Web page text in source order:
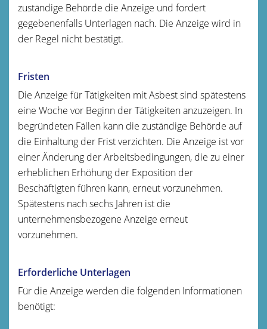
zuständige Behörde die Anzeige und fordert
gegebenenfalls Unterlagen nach. Die Anzeige wird in
der Regel nicht bestätigt.
Fristen
Die Anzeige für Tätigkeiten mit Asbest sind spätestens
eine Woche vor Beginn der Tätigkeiten anzuzeigen. In
begründeten Fällen kann die zuständige Behörde auf
die Einhaltung der Frist verzichten. Die Anzeige ist vor
einer Änderung der Arbeitsbedingungen, die zu einer
erheblichen Erhöhung der Exposition der
Beschäftigten führen kann, erneut vorzunehmen.
Spätestens nach sechs Jahren ist die
unternehmensbezogene Anzeige erneut
vorzunehmen.
Erforderliche Unterlagen
Für die Anzeige werden die folgenden Informationen
benötigt: